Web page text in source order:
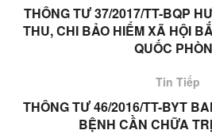
THÔNG TƯ 37/2017/TT-BQP
THU, CHI BẢO HIỂM XÃ HỘI
QUỐC
Tin Tiếp
THÔNG TƯ 46/2016/TT-BYT
BỆNH CẦN CHỮA